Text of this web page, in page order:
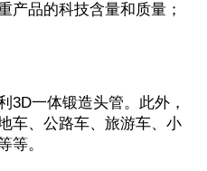
产品的科技含量和质量；
3D一体锻造头管。此外，
车、公路车、旅游车、小
等。